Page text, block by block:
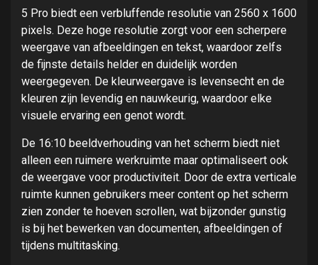
5 Pro biedt een verbluffende resolutie van 2560 x 1600
pixels. Deze hoge resolutie zorgt voor een scherpere
weergave van afbeeldingen en tekst, waardoor zelfs
de fijnste details helder en duidelijk worden
weergegeven. De kleurweergave is levensecht en de
kleuren zijn levendig en nauwkeurig, waardoor elke
visuele ervaring een genot wordt.
De 16:10 beeldverhouding van het scherm biedt niet
alleen een ruimere werkruimte maar optimaliseert ook
de weergave voor productiviteit. Door de extra verticale
ruimte kunnen gebruikers meer content op het scherm
zien zonder te hoeven scrollen, wat bijzonder gunstig
is bij het bewerken van documenten, afbeeldingen of
tijdens multitasking.